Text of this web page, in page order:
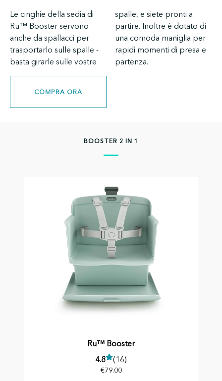
Le cinghie della sedia di
Ru™ Booster servono
anche da spallacci per
trasportarlo sulle spalle -
basta girarle sulle vostre
spalle, e siete pronti a
partire. Inoltre è dotato di
una comoda maniglia per
rapidi momenti di presa e
partenza.
COMPRA ORA
BOOSTER 2 IN 1
Ru™ Booster
4.8
(16)
€79.00